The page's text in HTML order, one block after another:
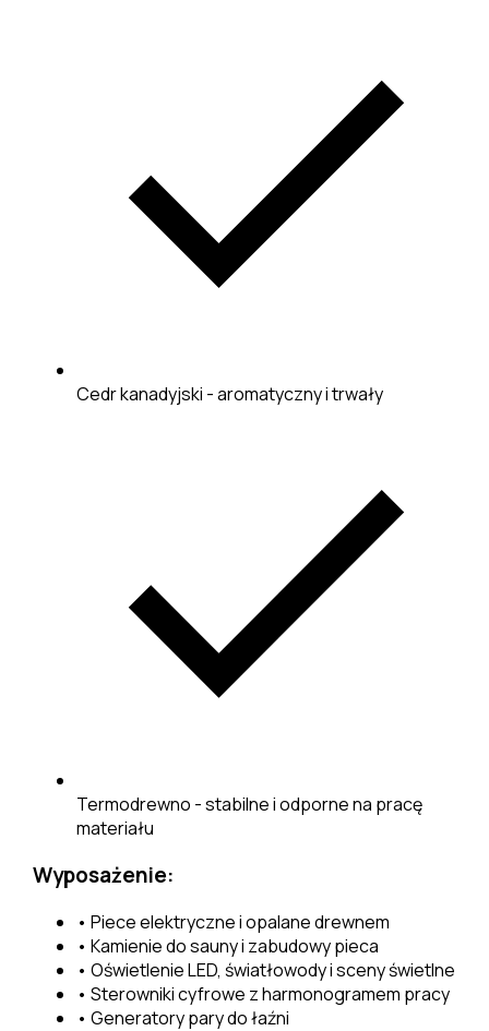
Cedr kanadyjski - aromatyczny i trwały
Termodrewno - stabilne i odporne na pracę
materiału
Wyposażenie:
• Piece elektryczne i opalane drewnem
• Kamienie do sauny i zabudowy pieca
• Oświetlenie LED, światłowody i sceny świetlne
• Sterowniki cyfrowe z harmonogramem pracy
• Generatory pary do łaźni